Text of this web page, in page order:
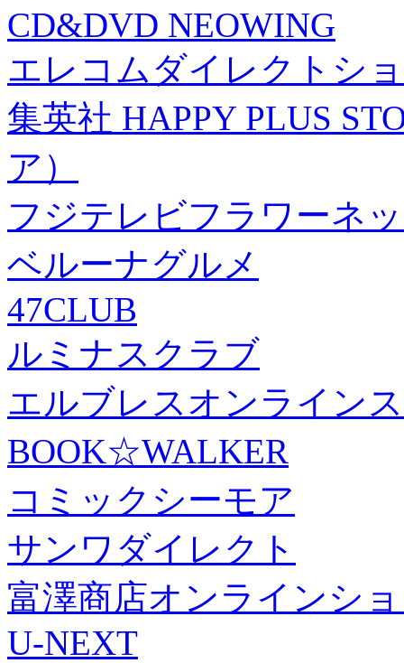
CD&DVD NEOWING
エレコムダイレクトシ
集英社 HAPPY PLUS
ア）
フジテレビフラワーネ
ベルーナグルメ
47CLUB
ルミナスクラブ
エルブレスオンライン
BOOK☆WALKER
コミックシーモア
サンワダイレクト
富澤商店オンラインシ
U-NEXT